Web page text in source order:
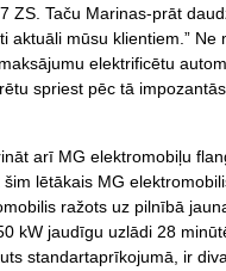
ZS. Taču Marinas-prāt
aktuāli mūsu klientiem.” Ne
elektrificētu
spriest pēc tā
arī MG elektromobiļu
lētākais MG
ražots uz pilnībā
kW jaudīgu uzlādi 28
standartaprīkojumā, ir